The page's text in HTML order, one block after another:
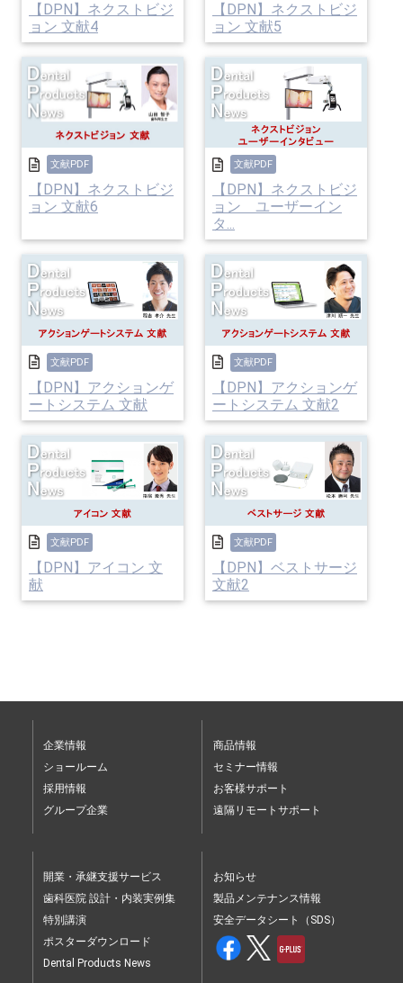
【DPN】ネクストビジ
ョン 文献4
【DPN】ネクストビジ
ョン 文献5
文献PDF
【DPN】ネクストビジ
ョン 文献6
文献PDF
【DPN】ネクストビジ
ョン ユーザーイン
タ...
文献PDF
【DPN】アクションゲ
ートシステム 文献
文献PDF
【DPN】アクションゲ
ートシステム 文献2
文献PDF
【DPN】アイコン 文
献
文献PDF
【DPN】ベストサージ
文献2
企業情報
ショールーム
採用情報
グループ企業
商品情報
セミナー情報
お客様サポート
遠隔リモートサポート
開業・承継支援サービス
歯科医院 設計・内装実例集
特別講演
ポスターダウンロード
Dental Products News
お知らせ
製品メンテナンス情報
安全データシート（SDS）